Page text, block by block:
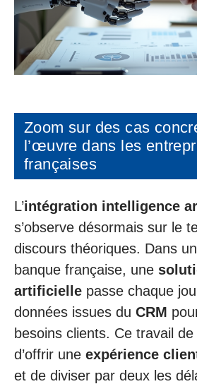
Zoom sur des cas
l’œuvre dans les
françaises
L’intégration intelligence
s’observe désormais sur le
discours théoriques. Dans
banque française, une
artificielle passe chaque
données issues du CRM
besoins clients. Ce travail
d’offrir une expérience
et de diviser par deux les